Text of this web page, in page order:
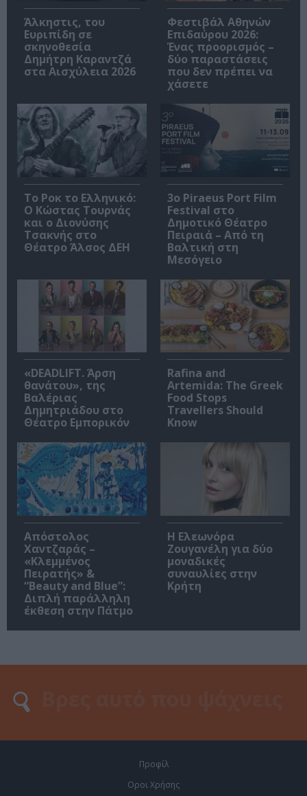
Άλκηστις, του
Ευριπίδη σε
σκηνοθεσία
Δημήτρη Καραντζά
στα Αισχύλεια 2026
Φεστιβάλ Αθηνών
Επιδαύρου 2026:
Ένας προορισμός –
δύο παραστάσεις
που δεν πρέπει να
χάσετε
Το Ροκ το Ελληνικό:
Ο Κώστας Τουρνάς
και ο Διονύσης
Τσακνής στο
Θέατρο Άλσος ΔΕΗ
3o Piraeus Port Film
Festival στο
Δημοτικό Θέατρο
Πειραιά – Από τη
Βαλτική στη
Μεσόγειο
«DEADLIFT. Άρση
θανάτου», της
Βαλέριας
Δημητριάδου στο
Θέατρο Εμπορικόν
Rafina and
Artemida: The Greek
Food Stops
Travellers Should
Know
Απόστολος
Χαντζαράς –
«Κλεμμένος
Πειρατής» &
“Beauty and Blue”:
Διπλή παράλληλη
έκθεση στην Πάτμο
Η Ελεωνόρα
Ζουγανέλη για δύο
μοναδικές
συναυλίες στην
Κρήτη
Προφίλ
Οροι Χρήσης